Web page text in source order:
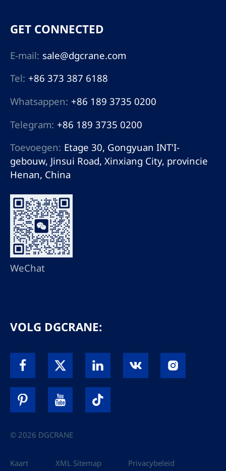
GET CONNECTED
E-mail: sale@dgcrane.com
Tel: +86 373 387 6188
Whatsappen: +86 189 3735 0200
Telegram: +86 189 3735 0200
Toevoegen: Etage 30, Gongyuan INT'I-
gebouw, Jinsui Road, Xinxiang City, provincie
Henan, China
WeChat
VOLG DGCRANE:
© 2026 DGCRANE
Kaart XML Sitemap Privacybeleid